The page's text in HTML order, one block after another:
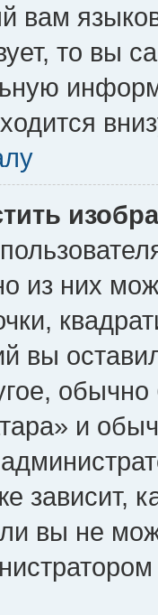
вам
то вы
из них
вы
и
зависит,
вы не